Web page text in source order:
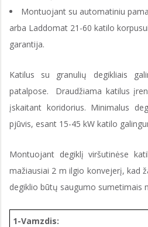
Montuojant su automatiniu
arba Laddomat 21-60 katilo
garantija.
Katilus su granulių degikliais
patalpose. Draudžiama katilus
įskaitant koridorius. Minimalus
pjūvis, esant 15-45 kW katilo
Montuojant degiklį viršutinėse
mažiausiai 2 m ilgio konvejerį, kad
degiklio būtų saugumo sumetimais
1-Vamzdis: